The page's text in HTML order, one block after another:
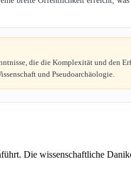
die die Komplexität und den
und Pseudoarchäologie.
Die wissenschaftliche